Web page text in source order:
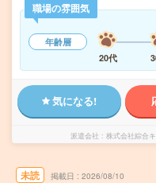
職場の雰囲気
年齢層
20代
気になる!
派遣会社 株式会社綜合
未読 掲載日 2026/08/10